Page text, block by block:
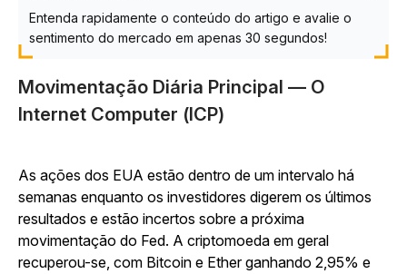
Entenda rapidamente o conteúdo do artigo e avalie o
sentimento do mercado em apenas 30 segundos!
Movimentação Diária Principal — O
Internet Computer (ICP)
As ações dos EUA estão dentro de um intervalo há
semanas enquanto os investidores digerem os últimos
resultados e estão incertos sobre a próxima
movimentação do Fed. A criptomoeda em geral
recuperou-se, com Bitcoin e Ether ganhando 2,95% e